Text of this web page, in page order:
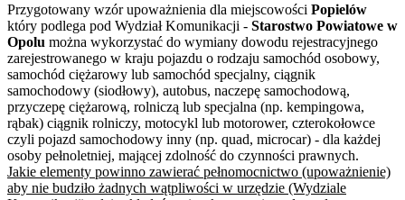
Przygotowany wzór upoważnienia dla miejscowości Popielów
który podlega pod Wydział Komunikacji - Starostwo Powiatowe w
Opolu można wykorzystać do wymiany dowodu rejestracyjnego
zarejestrowanego w kraju pojazdu o rodzaju samochód osobowy,
samochód ciężarowy lub samochód specjalny, ciągnik
samochodowy (siodłowy), autobus, naczepę samochodową,
przyczepę ciężarową, rolniczą lub specjalna (np. kempingowa,
rąbak) ciągnik rolniczy, motocykl lub motorower, czterokołowce
czyli pojazd samochodowy inny (np. quad, microcar) - dla każdej
osoby pełnoletniej, mającej zdolność do czynności prawnych.
Jakie elementy powinno zawierać pełnomocnictwo (upoważnienie)
aby nie budziło żadnych wątpliwości w urzędzie (Wydziale